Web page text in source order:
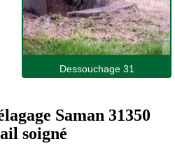
Dessouchage 31
Saman 31350
soigné